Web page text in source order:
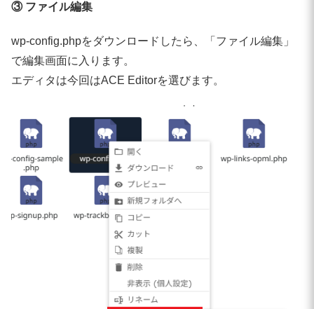
③ ファイル編集
wp-config.phpをダウンロードしたら、「ファイル編集」
で編集画面に入ります。
エディタは今回はACE Editorを選びます。